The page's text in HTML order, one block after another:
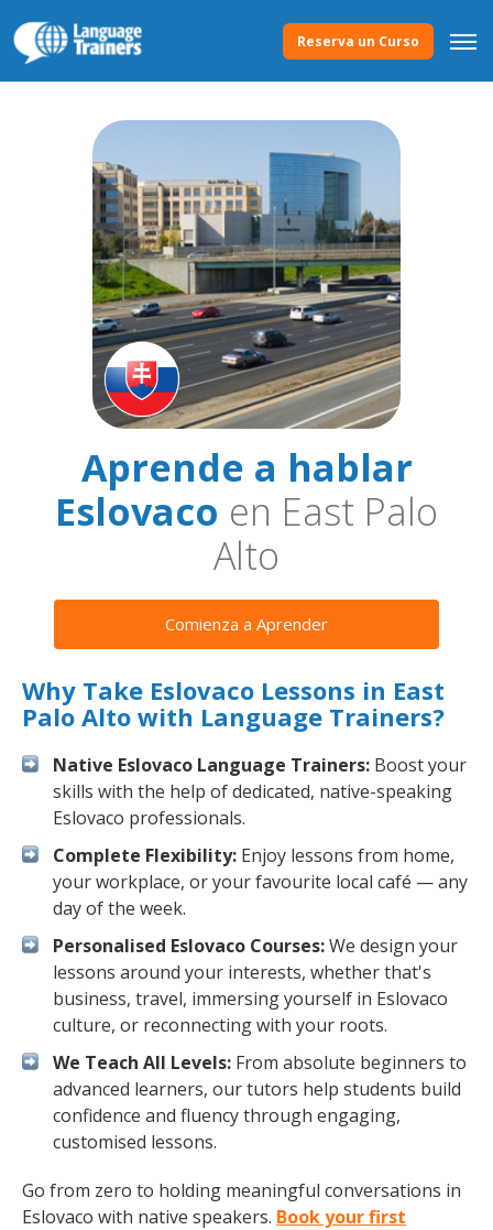
Reserva un Curso
Aprende a hablar
Eslovaco en East Palo
Alto
Comienza a Aprender
Why Take Eslovaco Lessons in East
Palo Alto with Language Trainers?
Native Eslovaco Language Trainers: Boost your
skills with the help of dedicated, native-speaking
Eslovaco professionals.
Complete Flexibility: Enjoy lessons from home,
your workplace, or your favourite local café — any
day of the week.
Personalised Eslovaco Courses:We design your
lessons around your interests, whether that's
business, travel, immersing yourself in Eslovaco
culture, or reconnecting with your roots.
We Teach All Levels: From absolute beginners to
advanced learners, our tutors help students build
confidence and fluency through engaging,
customised lessons.
Go from zero to holding meaningful conversations in
Eslovaco with native speakers. Book your first